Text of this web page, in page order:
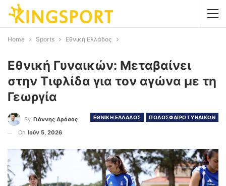
Home Sports Εθνική Ελλάδος
Εθνική Γυναικών: Μεταβαίνει
στην Τιφλίδα για τον αγώνα με τη
Γεωργία
ΕΘΝΙΚΗ ΕΛΛΑΔΟΣ ΠΟΔΟΣΦΑΙΡΟ ΓΥΝΑΙΚΩΝ
By Γιάννης Δρόσος
On Ιούν 5, 2026